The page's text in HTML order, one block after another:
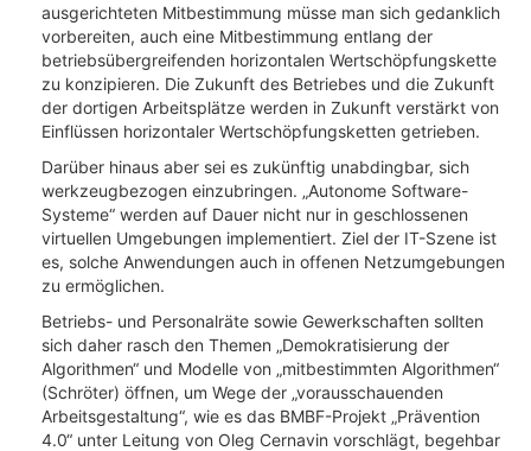
ausgerichteten Mitbestimmung müsse man sich gedanklich
vorbereiten, auch eine Mitbestimmung entlang der
betriebsübergreifenden horizontalen Wertschöpfungskette
zu konzipieren. Die Zukunft des Betriebes und die Zukunft
der dortigen Arbeitsplätze werden in Zukunft verstärkt von
Einflüssen horizontaler Wertschöpfungsketten getrieben.
Darüber hinaus aber sei es zukünftig unabdingbar, sich
werkzeugbezogen einzubringen. „Autonome Software-
Systeme“ werden auf Dauer nicht nur in geschlossenen
virtuellen Umgebungen implementiert. Ziel der IT-Szene ist
es, solche Anwendungen auch in offenen Netzumgebungen
zu ermöglichen.
Betriebs- und Personalräte sowie Gewerkschaften sollten
sich daher rasch den Themen „Demokratisierung der
Algorithmen“ und Modelle von „mitbestimmten Algorithmen“
(Schröter) öffnen, um Wege der „vorausschauenden
Arbeitsgestaltung“, wie es das BMBF-Projekt „Prävention
4.0“ unter Leitung von Oleg Cernavin vorschlägt, begehbar